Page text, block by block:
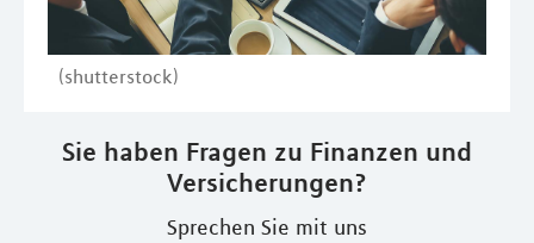
(shutterstock)
Sie haben Fragen zu Finanzen und
Versicherungen?
Sprechen Sie mit uns